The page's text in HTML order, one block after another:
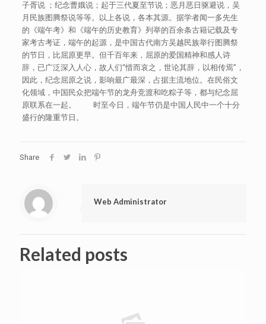
子胥说 ；纪念曹娥说；起于三代夏至节说；恶月恶日驱避说，吴
月民族图腾祭说等等。以上各说，各本其源。据学者闻一多先生
的《端午考》和《端午的历史教育》列举的百余条古籍记载及专
家考古考证，端午的起源，是中国古代南方吴越民族举行图腾祭
的节日，比屈原更早。但千百年来，屈原的爱国精神和感人诗
辞，已广泛深入人心，故人们“惜而哀之，世论其辞，以相传焉”，
因此，纪念屈原之说，影响最广最深，占据主流地位。在民俗文
化领域，中国民众把端午节的龙舟竞渡和吃粽子等，都与纪念屈
原联系在一起。 时至今日，端午节仍是中国人民中一个十分
盛行的隆重节日。
Share
Web Administrator
Related posts